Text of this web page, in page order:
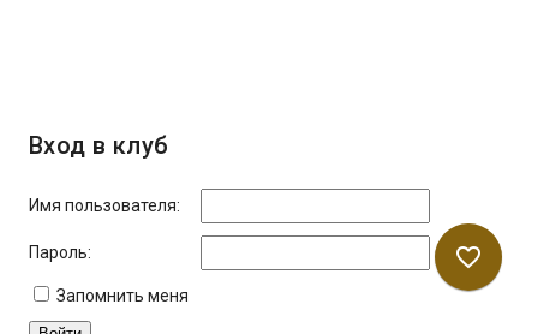
Вход в клуб
Имя пользователя:
Пароль:
Запомнить меня
favorite_border